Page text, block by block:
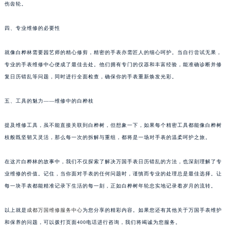
伤齿轮。
四、专业维修的必要性
就像白桦林需要园艺师的精心修剪，精密的手表亦需匠人的细心呵护。当自行尝试无果，
专业的手表维修中心便成了最佳去处。他们拥有专门的仪器和丰富经验，能准确诊断并修
复日历错乱等问题，同时进行全面检查，确保你的手表重新焕发光彩。
五、工具的魅力——维修中的白桦枝
提及维修工具，虽不能直接关联到白桦树，但想象一下，如果每个精密工具都能像白桦树
枝般既坚韧又灵活，那么每一次的拆解与重组，都将是一场对手表的温柔呵护之旅。
在这片白桦林的故事中，我们不仅探索了解决万国手表日历错乱的方法，也深刻理解了专
业维修的价值。记住，当你面对手表的任何问题时，谨慎而专业的处理总是最佳选择。让
每一块手表都能精准记录下生活的每一刻，正如白桦树年轮忠实地记录着岁月的流转。
以上就是 成都万国维修服务中心为您分享的精彩内容。如果您还有其他关于万国手表维护
和保养的问题，可以拨打页面400电话进行咨询，我们将竭诚为您服务。